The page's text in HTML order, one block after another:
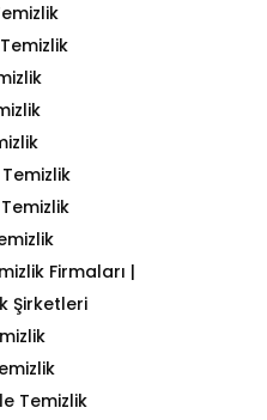
Firmaları |
Şirketleri
Temizlik